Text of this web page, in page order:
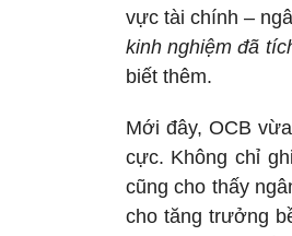
vực tài chính –
kinh nghiệm đã
biết thêm.
Mới đây, OCB
cực. Không chỉ
cũng cho thấy
cho tăng trưởng